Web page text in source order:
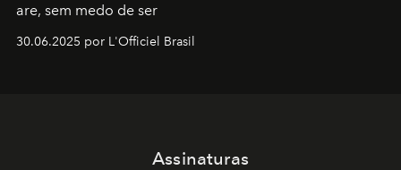
are, sem medo de ser
30.06.2025 por L'Officiel Brasil
Assinaturas